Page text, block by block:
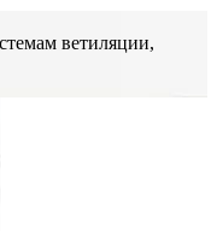
ветиляции,